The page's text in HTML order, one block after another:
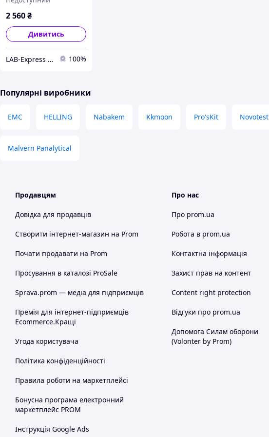
82
2 560₴
Дивитись
LAB-Express - вимірювальне та лабораторне обладнання 100%
Популярні виробники
EMC HELLING Nabakem Kkmoon Pro'sKit Novotest
Malvern Panalytical
Продавцям
Довідка для продавців
Створити інтернет-магазин на Prom
Почати продавати на Prom
Просування в каталозі ProSale
Sprava.prom — медіа для підприємців
Премія для інтернет-підприємців
Ecommerce.Кращі
Угода користувача
Політика конфіденційності
Правила роботи на маркетплейсі
Бонусна програма електронний
маркетплейс PROM
Інструкція Google Ads
Про нас
Про prom.ua
Робота в prom.ua
Контактна інформація
Захист прав на контент
Content right protection
Відгуки про prom.ua
Допомога Силам оборони
(Volonter by Prom)